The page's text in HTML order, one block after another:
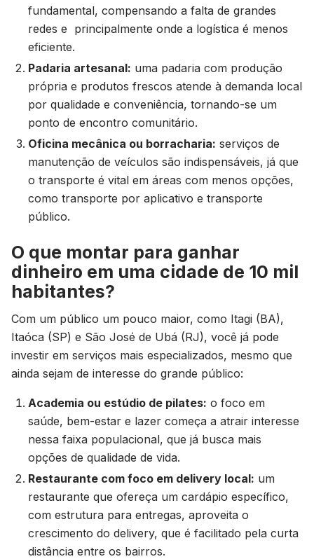
fundamental, compensando a falta de grandes
redes e principalmente onde a logística é menos
eficiente.
Padaria artesanal: uma padaria com produção
própria e produtos frescos atende à demanda local
por qualidade e conveniência, tornando-se um
ponto de encontro comunitário.
Oficina mecânica ou borracharia: serviços de
manutenção de veículos são indispensáveis, já que
o transporte é vital em áreas com menos opções,
como transporte por aplicativo e transporte
público.
O que montar para ganhar
dinheiro em uma cidade de 10 mil
habitantes?
Com um público um pouco maior, como Itagi (BA),
Itaóca (SP) e São José de Ubá (RJ), você já pode
investir em serviços mais especializados, mesmo que
ainda sejam de interesse do grande público:
Academia ou estúdio de pilates: o foco em
saúde, bem-estar e lazer começa a atrair interesse
nessa faixa populacional, que já busca mais
opções de qualidade de vida.
Restaurante com foco em delivery local: um
restaurante que ofereça um cardápio específico,
com estrutura para entregas, aproveita o
crescimento do delivery, que é facilitado pela curta
distância entre os bairros.